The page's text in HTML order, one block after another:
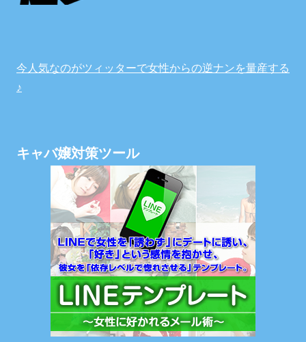
今人気なのがツィッターで女性からの逆ナンを量産する
♪
キャバ嬢対策ツール